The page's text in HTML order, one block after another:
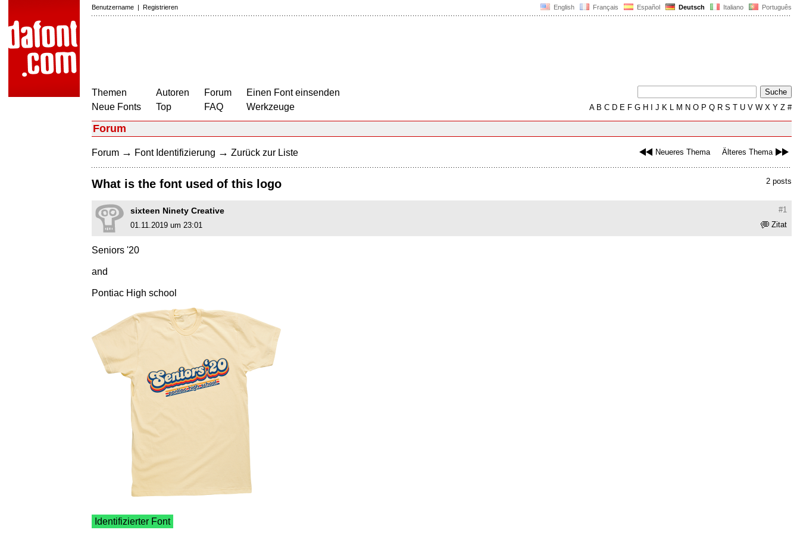
English Français Español Deutsch Italiano Português
Benutzername | Registrieren
Themen
Neue Fonts
Autoren
Top
Forum
FAQ
Einen Font einsenden
Werkzeuge
AB C D E F G H J K L M N O P Q R S T U V W X Y Z #
Forum
Neueres Thema Älteres Thema
Forum → Font Identifizierung → Zurück zur Liste
2 posts
What is the font used of this logo
#1
sixteen Ninety Creative
Zitat
01.11.2019 um 23:01
Seniors '20
and
Pontiac High school
Identifizierter Font